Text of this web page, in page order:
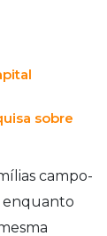
sobre
campo-
enquanto